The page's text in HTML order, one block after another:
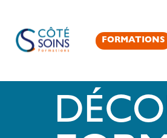
FORMATIONS